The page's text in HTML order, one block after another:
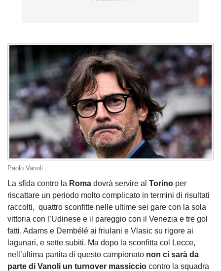
Paolo Vanoli
La sfida contro la Roma dovrà servire al Torino per
riscattare un periodo molto complicato in termini di risultati
raccolti, quattro sconfitte nelle ultime sei gare con la sola
vittoria con l’Udinese e il pareggio con il Venezia e tre gol
fatti, Adams e Dembélé ai friulani e Vlasic su rigore ai
lagunari, e sette subiti. Ma dopo la sconfitta col Lecce,
nell’ultima partita di questo campionato non ci sarà da
parte di Vanoli un turnover massiccio contro la squadra